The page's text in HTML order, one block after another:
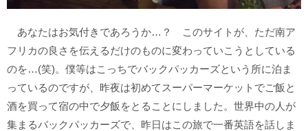
あなたはお気付きであろうか…？ このサイトが、ただ南ア
フリカの良さを伝えるだけのものに変わっていこうとしている
のを…(笑)。僕等はこっちでバックパッカーズという所に泊ま
っているのですが、昨夜は初めてスーパーマーケットでご飯と
酒を買って宿の中で夕飯をとることにしました。世界中の人が
集まるバックパッカーズで、昨日はこの旅で一番英語を話しま